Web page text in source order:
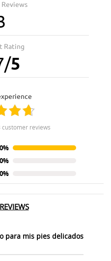
Rating
/5
customer reviews
0%
0%
para mis pies delicados